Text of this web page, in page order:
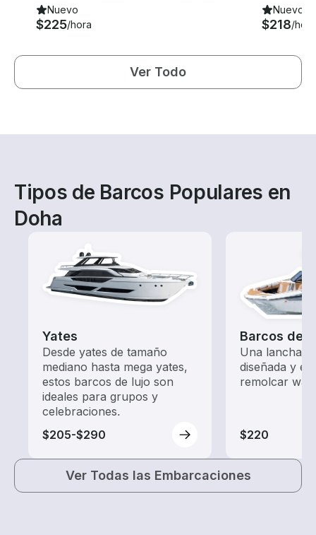
Nuevo
$225/hora
Nuevo
$218/hora
Ver Todo
Tipos de Barcos Populares en
Doha
Yates
Desde yates de tamaño
mediano hasta mega yates,
estos barcos de lujo son
ideales para grupos y
celebraciones.
$205-$290
Barcos de
Una lancha
diseñada y
remolcar
$220
Ver Todas las Embarcaciones